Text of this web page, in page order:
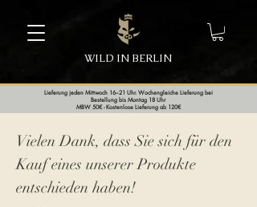
WILD IN BERLIN
Lieferung jeden Mittwoch 16–21 Uhr. Wochengleiche Lieferung bei
Bestellung bis Montag 18 Uhr
MBW 50€ - Kostenlose Lieferung ab 120€
Vielen Dank, dass Sie sich für den
Kauf eines unserer Produkte
entschieden haben!